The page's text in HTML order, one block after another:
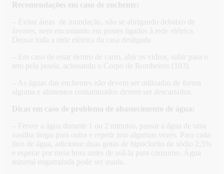
Recomendações em caso de enchente:
– Evitar áreas de inundação, não se abrigando debaixo de
árvores, nem encostando em postes ligados à rede elétrica.
Deixar toda a rede elétrica da casa desligada
– Em caso de estar dentro de carro, abir os vidros, subir para o
teto pela janela, acionando o Corpo de Bombeiros (193).
– As águas das enchentes não devem ser utilizadas de forma
alguma e alimentos contaminados devem ser descartados.
Dicas em caso de problema de abastecimento de água:
– Ferver a água durante 1 ou 2 minutos, passar a água de uma
vasilha limpa para outra e repetir isso algumas vezes. Para cada
litro de água, adicionar duas gotas de hipoclorito de sódio 2,5%
e esperar por meia hora antes de usá-la para consumo. Água
mineral engarrafada pode ser usada.